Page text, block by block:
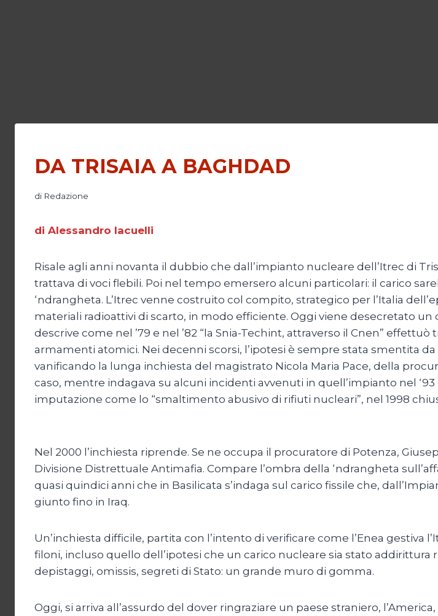
DA TRISAIA A BAGHDAD
di Redazione
di Alessandro Iacuelli
Risale agli anni novanta il dubbio che dall’impianto nucleare dell’Itrec di
trattava di voci flebili. Poi nel tempo emersero alcuni particolari: il carico
‘ndrangheta. L’Itrec venne costruito col compito, strategico per l’Italia
materiali radioattivi di scarto, in modo efficiente. Oggi viene desecretato
descrive come nel ’79 e nel ’82 “la Snia-Techint, attraverso il Cnen”
armamenti atomici. Nei decenni scorsi, l’ipotesi è sempre stata smentita
vanificando la lunga inchiesta del magistrato Nicola Maria Pace, della
caso, mentre indagava su alcuni incidenti avvenuti in quell’impianto nel
imputazione come lo “smaltimento abusivo di rifiuti nucleari”, nel 1998
Nel 2000 l’inchiesta riprende. Se ne occupa il procuratore di Potenza,
Divisione Distrettuale Antimafia. Compare l’ombra della ‘ndrangheta
quasi quindici anni che in Basilicata s’indaga sul carico fissile che,
giunto fino in Iraq.
Un’inchiesta difficile, partita con l’intento di verificare come l’Enea gestiva
filoni, incluso quello dell’ipotesi che un carico nucleare sia stato addirittura
depistaggi, omissis, segreti di Stato: un grande muro di gomma.
Oggi, si arriva all’assurdo del dover ringraziare un paese straniero,